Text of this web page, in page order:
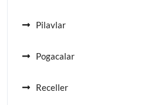
Pilavlar
Pogacalar
Receller